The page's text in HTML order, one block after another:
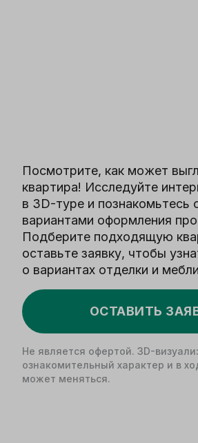
Посмотрите, как может
квартира! Исследуйте
в 3D-туре и познакомьтесь
вариантами оформления
Подберите подходящую
оставьте заявку, чтобы
о вариантах отделки и
ОСТАВИТЬ
Не является офертой. 3D-
ознакомительный характер и в
может меняться.